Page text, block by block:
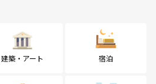
建築・アート 宿泊